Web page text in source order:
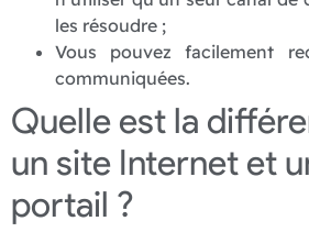
les résoudre ;
Vous pouvez facilement
communiquées.
Quelle est la
un site Internet et
portail ?